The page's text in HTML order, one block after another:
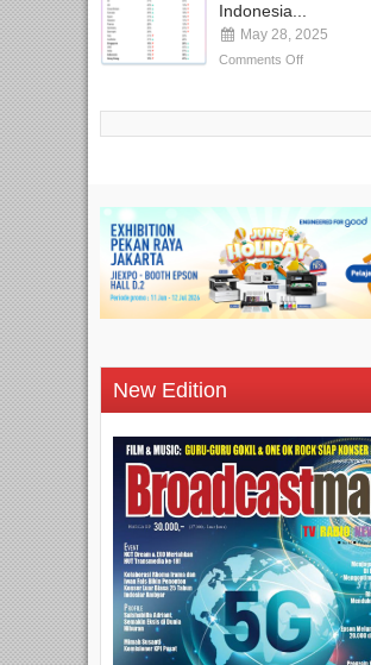
Indonesia...
May 28, 2025
Comments Off
New Edition